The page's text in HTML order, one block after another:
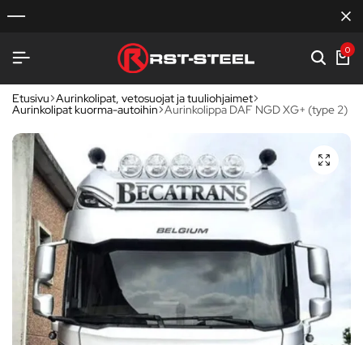
0
Etusivu Aurinkolipat, vetosuojat ja tuuliohjaimet
Aurinkolipat kuorma-autoihin Aurinkolippa DAF NGD XG+ (type 2)